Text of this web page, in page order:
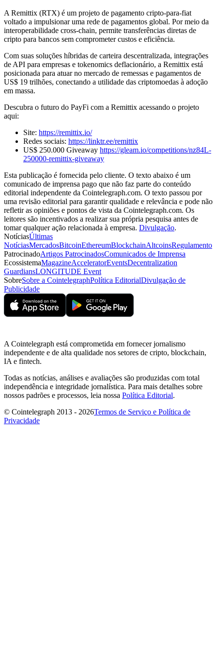
A Remittix (RTX) é um projeto de pagamento cripto-para-fiat
voltado a impulsionar uma rede de pagamentos global. Por meio da
interoperabilidade cross-chain, permite transferências diretas de
cripto para bancos sem comprometer custos e eficiência.
Com suas soluções híbridas de carteira descentralizada, integrações
de API para empresas e tokenomics deflacionário, a Remittix está
posicionada para atuar no mercado de remessas e pagamentos de
US$ 19 trilhões, conectando a utilidade das criptomoedas à adoção
em massa.
Descubra o futuro do PayFi com a Remittix acessando o projeto
aqui:
Site: https://remittix.io/
Redes sociais: https://linktr.ee/remittix
US$ 250.000 Giveaway https://gleam.io/competitions/nz84L-
250000-remittix-giveaway
Esta publicação é fornecida pelo cliente. O texto abaixo é um
comunicado de imprensa pago que não faz parte do conteúdo
editorial independente da Cointelegraph.com. O texto passou por
uma revisão editorial para garantir qualidade e relevância e pode não
refletir as opiniões e pontos de vista da Cointelegraph.com. Os
leitores são incentivados a realizar sua própria pesquisa antes de
tomar qualquer ação relacionada à empresa. Divulgação.
NotíciasÚltimas
NotíciasMercadosBitcoinEthereumBlockchainAltcoinsRegulamento
PatrocinadoArtigos PatrocinadosComunicados de Imprensa
EcossistemaMagazineAcceleratorEventsDecentralization
GuardiansLONGITUDE Event
SobreSobre a CointelegraphPolítica EditorialDivulgação de
Publicidade
A Cointelegraph está comprometida em fornecer jornalismo
independente e de alta qualidade nos setores de cripto, blockchain,
IA e fintech.
Todas as notícias, análises e avaliações são produzidas com total
independência e integridade jornalística. Para mais detalhes sobre
nossos padrões e processos, leia nossa Política Editorial.
© Cointelegraph 2013 - 2026Termos de Serviço e Política de
Privacidade